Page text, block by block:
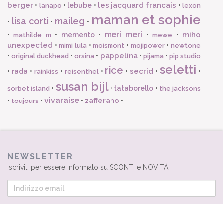
berger • lanapo • lebube • les jacquard francais •lexon
• lisa corti • maileg • maman et sophie
•mathilde m • memento• meri meri •mewe • miho
unexpected •mimi lula •moismont • mojipower•newtone
•original duckhead •orsina • pappelina• pijama • pip studio
• rada • rainkiss • reisenthel• rice •secrid •seletti •
sorbet island • susan bijl• tataborello • the jacksons
• toujours • vivaraise • zafferano •
NEWSLETTER
Iscriviti per essere informato su SCONTI e NOVITÀ